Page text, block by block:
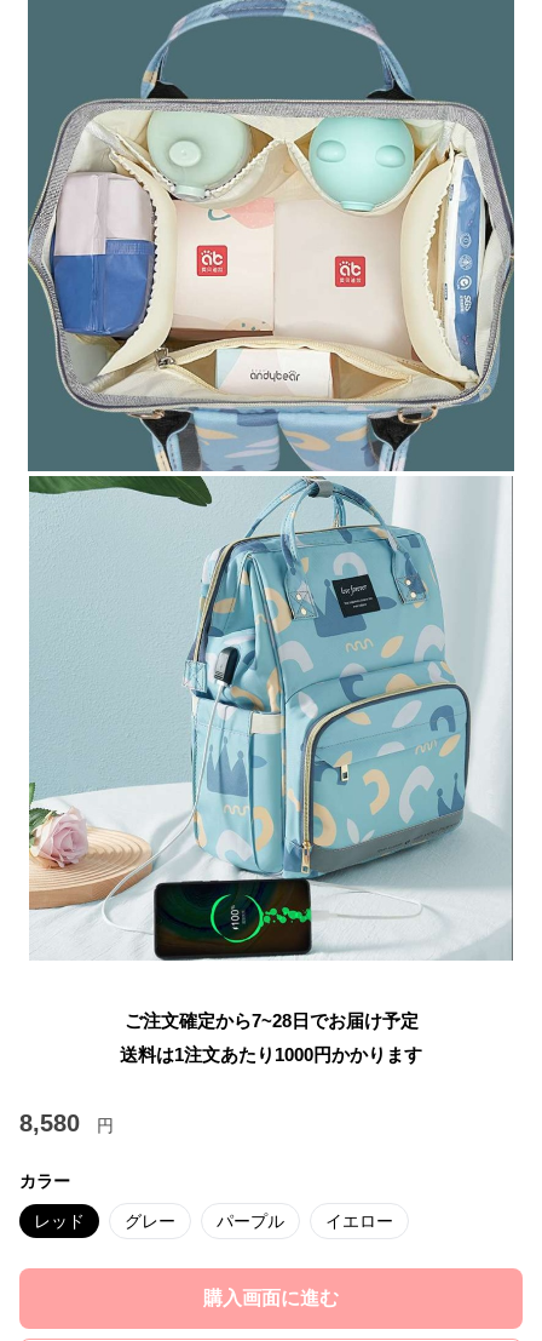
ご注文確定から7~28日でお届け予定
送料は1注文あたり 1000円かかります
8,580 円
カラー
レッド グレー パープル イエロー
購入画面に進む